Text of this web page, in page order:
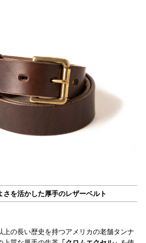
さを活かした厚手のレザーベルト
上の長い歴史を持つアメリカの老舗タンナ